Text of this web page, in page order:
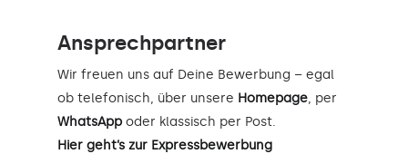
Ansprechpartner
Wir freuen uns auf Deine Bewerbung – egal
ob telefonisch, über unsere Homepage, per
WhatsApp oder klassisch per Post.
Hier geht’s zur Expressbewerbung